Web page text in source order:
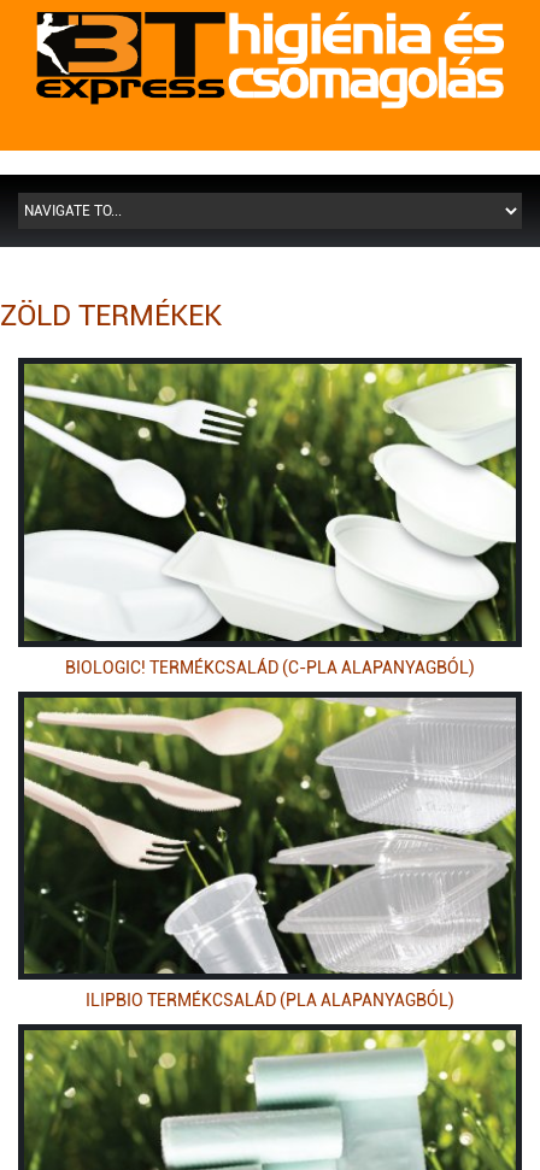
ZÖLD TERMÉKEK
BIOLOGIC! TERMÉKCSALÁD (C-PLA ALAPANYAGBÓL)
ILIPBIO TERMÉKCSALÁD (PLA ALAPANYAGBÓL)